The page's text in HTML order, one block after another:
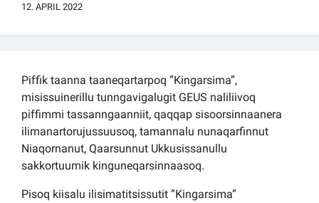
12. APRIL 2022
Piffik taanna taaneqartarpoq ”Kingarsima”,
misissuinerillu tunngavigalugit GEUS naliliivoq
piffimmi tassanngaanniit, qaqqap sisoorsinnaanera
ilimanartorujussuusoq, tamannalu nunaqarfinnut
Niaqornanut, Qaarsunnut Ukkusissanullu
sakkortuumik kinguneqarsinnaasoq.
Pisoq kiisalu ilisimatitsissutit ”Kingarsima”